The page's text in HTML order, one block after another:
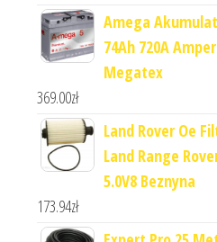
Amega
74Ah 720A Amper
Megatex
369.00zł
Land Rover Oe
Land Range
5.0V8 Beznyna
173.94zł